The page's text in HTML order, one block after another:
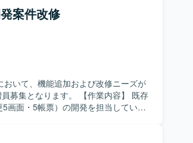
かりやすく説明できるコミュニケー
できる方にご活躍いただきたいと考
ができます。他者成果物のレビュー
ケーション力や課題解決力も高めて
ルにチャレンジできる環境です。
発環境のもと、ApacheやRDBを利用
系フレームワークなどを用いた開発
案件改修
おいて、機能追加および改修ニーズが
す。 【作業内容】 既存
画面・5帳票）の開発を担当していた